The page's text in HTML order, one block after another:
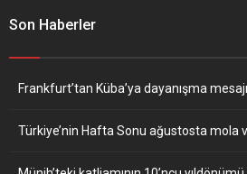
Son Haberler
Frankfurt’tan Küba’ya dayanışma mesajı
Türkiye’nin Hafta Sonu ağustosta mola